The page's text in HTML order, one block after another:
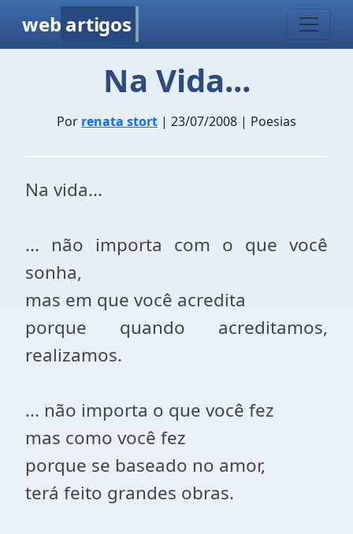
web artigos
Na Vida...
Por renata stort | 23/07/2008 | Poesias
Na vida...
... não importa com o que você
sonha,
mas em que você acredita
porque quando acreditamos,
realizamos.
... não importa o que você fez
mas como você fez
porque se baseado no amor,
terá feito grandes obras.